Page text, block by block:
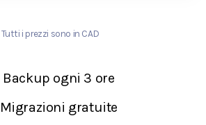
Tutti i prezzi sono in CAD
Backup ogni 3 ore
Migrazioni gratuite